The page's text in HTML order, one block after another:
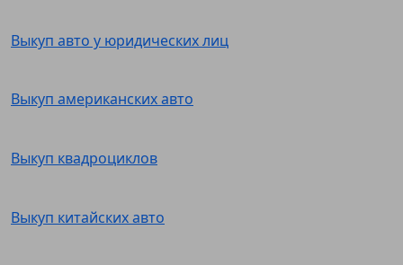
Выкуп авто у юридических лиц
Выкуп американских авто
Выкуп квадроциклов
Выкуп китайских авто